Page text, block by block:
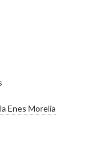
Enes Morelia